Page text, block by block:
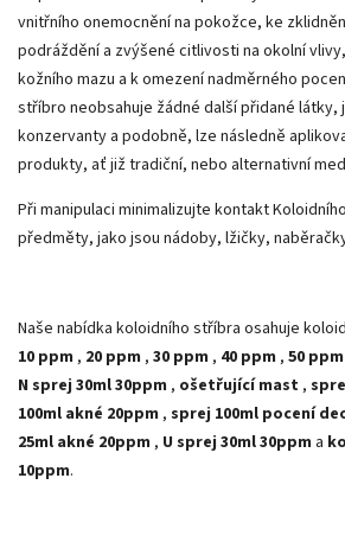
vnitřního onemocnění na pokožce, ke
podráždění a zvýšené citlivosti na okolní
kožního mazu a k omezení nadměrného
stříbro neobsahuje žádné další přidané látky,
konzervanty a podobně, lze následně
produkty, ať již tradiční, nebo alternativní
Při manipulaci minimalizujte kontakt
předměty, jako jsou nádoby, lžičky,
Naše nabídka koloidního stříbra osahuje
10 ppm , 20 ppm , 30 ppm , 40 ppm , 50 ppm
N sprej 30ml 30ppm , ošetřující mast ,
100ml akné 20ppm , sprej 100ml pocení
25ml akné 20ppm , U sprej 30ml 30ppm a
10ppm.